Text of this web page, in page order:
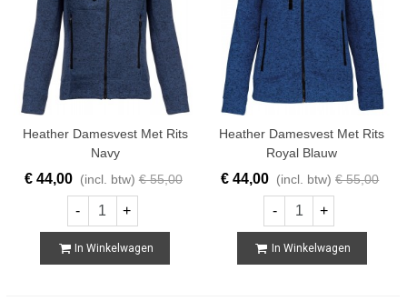
Heather Damesvest Met Rits
Navy
€ 44,00 (incl. btw) € 55,00
- +
In Winkelwagen
Heather Damesvest Met Rits
Royal Blauw
€ 44,00 (incl. btw) € 55,00
- +
In Winkelwagen